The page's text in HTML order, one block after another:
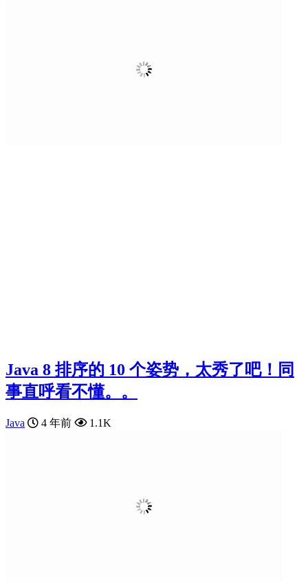
Java 8 排序的 10 个姿势，太秀了吧！同
事直呼看不懂。。
Java 4 年前 1.1K